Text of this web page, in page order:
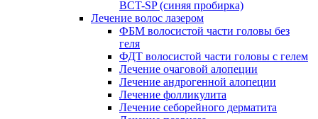
BCT-SP (синяя пробирка)
Лечение волос лазером
ФБМ волосистой части головы без
геля
ФДТ волосистой части головы с гелем
Лечение очаговой алопеции
Лечение андрогенной алопеции
Лечение фолликулита
Лечение себорейного дерматита